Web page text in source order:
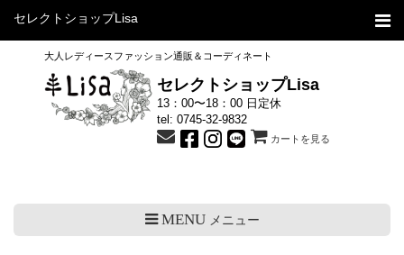
セレクトショップLisa
大人レディースファッション通販＆コーディネート
セレクトショップLisa
13：00〜18：00 日定休
tel: 0745-32-9832
カートを見る
MENUメニュー